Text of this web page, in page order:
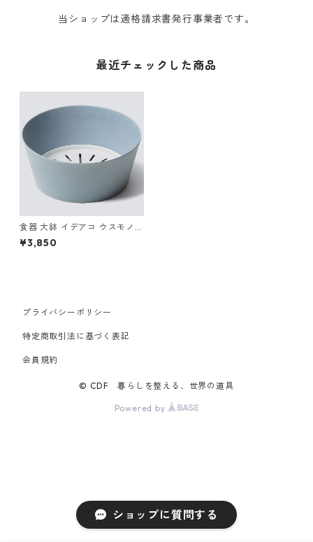
ショップに質問する
当ショップは適格請求書発行事業者です。
最近チェックした商品
食器 大鉢 イデアコ ウスモノ
サラダボウル すのこ＆巾着付
き ideaco Tableware usumo
¥3,850
プライバシーポリシー
特定商取引法に基づく表記
会員規約
© CDF 暮らしを整える、世界の道具
Powered by